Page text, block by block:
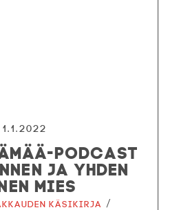
1.1.2022
PODCAST
JA YHDEN
MIES
käsikirja /